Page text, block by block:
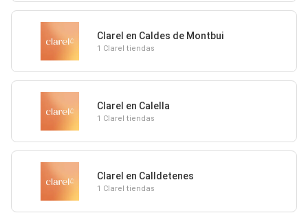
Clarel en Caldes de Montbui
1 Clarel tiendas
Clarel en Calella
1 Clarel tiendas
Clarel en Calldetenes
1 Clarel tiendas